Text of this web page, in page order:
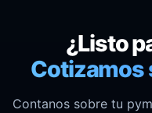
¿Listo
Cotizamos
Contanos sobre tu